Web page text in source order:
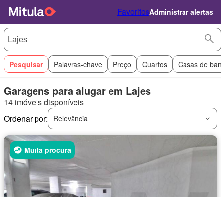
FavoritosAdministrar alertas
Pesquisar Palavras-chave Preço Quartos Casas de
Garagens para alugar em Lajes
14 imóveis disponíveis
Ordenar por:
Relevância
Muita procura